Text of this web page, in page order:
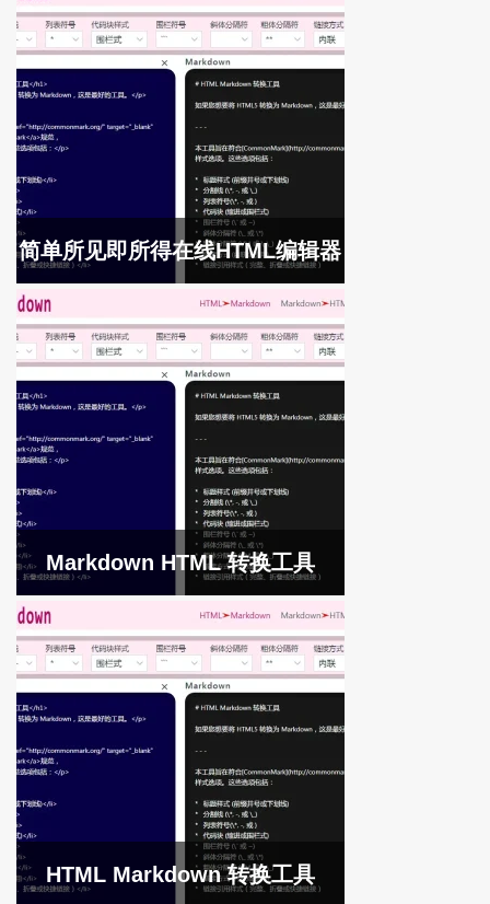
简单所见即所得在线HTML编辑器
Markdown HTML 转换工具
HTML Markdown 转换工具